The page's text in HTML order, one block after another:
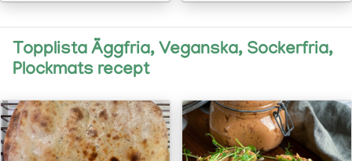
Topplista Äggfria, Veganska, Sockerfria,
Plockmats recept